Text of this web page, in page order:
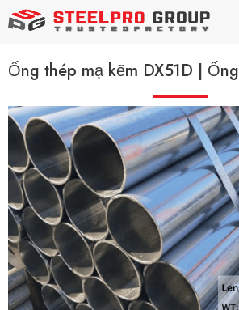
Ống thép mạ kẽm DX51D | Ống